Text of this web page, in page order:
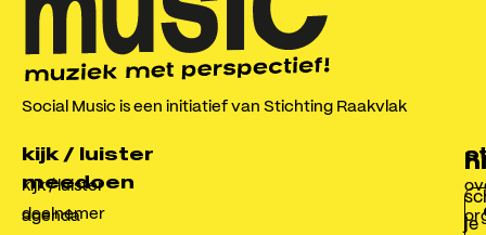
Social Music is een initiatief van Stichting Raakvlak
meedoen
deelnemer
kijk / luister
kijk / luister
agenda
je